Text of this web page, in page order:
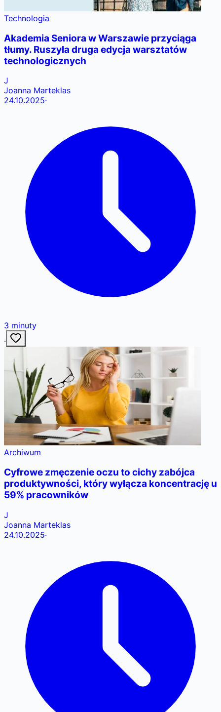
Technologia
Akademia Seniora w Warszawie przyciąga
tłumy. Ruszyła druga edycja warsztatów
technologicznych
J
Joanna Marteklas
24.10.2025·
3 minuty
·
Archiwum
Cyfrowe zmęczenie oczu to cichy zabójca
produktywności, który wyłącza koncentrację u
59% pracowników
J
Joanna Marteklas
24.10.2025·